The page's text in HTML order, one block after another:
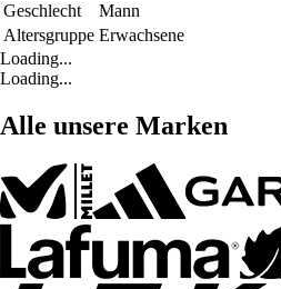
Geschlecht
Mann
Altersgruppe Erwachsene
Loading...
Loading...
Alle unsere Marken